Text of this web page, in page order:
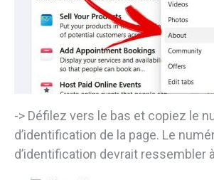
-> Défilez vers le bas et copiez le
d’identification de la page. Le
d’identification devrait ressembler